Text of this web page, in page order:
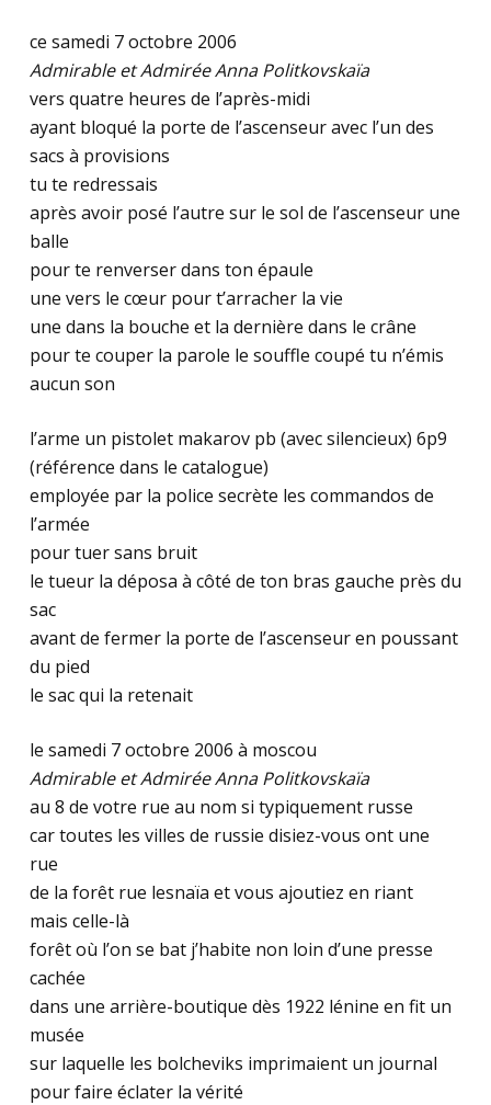
ce samedi 7 octobre 2006
Admirable et Admirée Anna Politkovskaïa
vers quatre heures de l’après-midi
ayant bloqué la porte de l’ascenseur avec l’un des
sacs à provisions
tu te redressais
après avoir posé l’autre sur le sol de l’ascenseur une
balle
pour te renverser dans ton épaule
une vers le cœur pour t’arracher la vie
une dans la bouche et la dernière dans le crâne
pour te couper la parole le souffle coupé tu n’émis
aucun son
l’arme un pistolet makarov pb (avec silencieux) 6p9
(référence dans le catalogue)
employée par la police secrète les commandos de
l’armée
pour tuer sans bruit
le tueur la déposa à côté de ton bras gauche près du
sac
avant de fermer la porte de l’ascenseur en poussant
du pied
le sac qui la retenait
le samedi 7 octobre 2006 à moscou
Admirable et Admirée Anna Politkovskaïa
au 8 de votre rue au nom si typiquement russe
car toutes les villes de russie disiez-vous ont une
rue
de la forêt rue lesnaïa et vous ajoutiez en riant
mais celle-là
forêt où l’on se bat j’habite non loin d’une presse
cachée
dans une arrière-boutique dès 1922 lénine en fit un
musée
sur laquelle les bolcheviks imprimaient un journal
pour faire éclater la vérité